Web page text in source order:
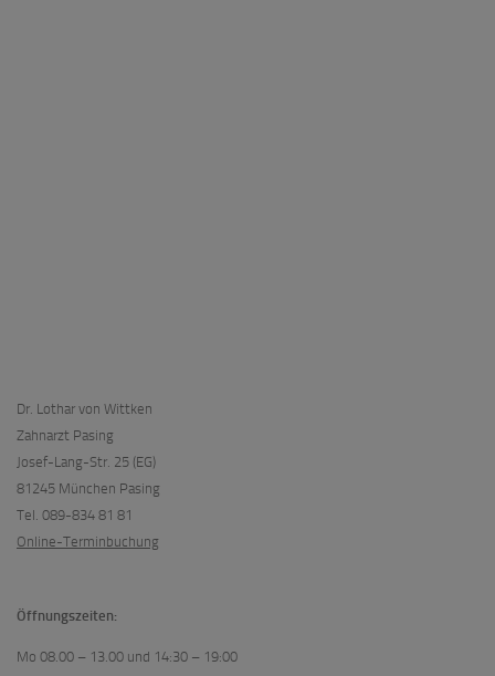
Dr. Lothar von Wittken
Zahnarzt Pasing
Josef-Lang-Str. 25 (EG)
81245 München Pasing
Tel. 089-834 81 81
Online-Terminbuchung
Öffnungszeiten:
Mo 08.00 – 13.00 und 14:30 – 19:00